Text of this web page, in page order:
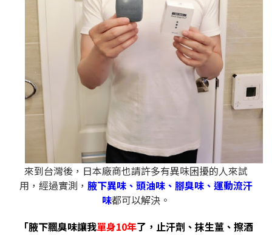
來到台灣後，日本廠商也請許多有異味困擾的人來試
用，經過實測， 腋下異味、頭油味、腳臭味、運動流汗
味都可以解決。
「腋下飄臭味讓我單身10年了，止汗劑、抹生薑、擦酒